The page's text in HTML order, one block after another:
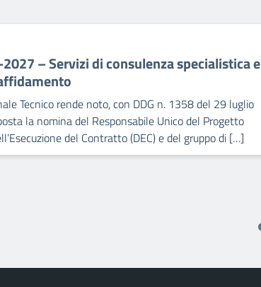
– Servizi di consulenza specialistica e
Tecnico rende noto, con DDG n. 1358 del 29 luglio
la nomina del Responsabile Unico del Progetto
del Contratto (DEC) e del gruppo di […]